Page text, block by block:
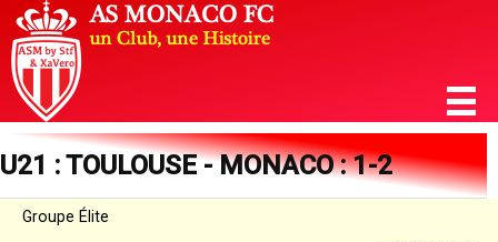
U21 : TOULOUSE - MONACO : 1-2
Groupe Élite